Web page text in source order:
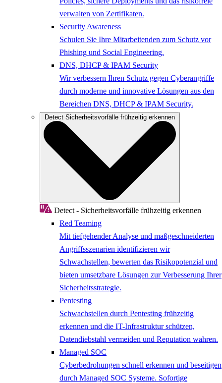
verwalten von Zertifikaten.
Security Awareness
Schulen Sie Ihre Mitarbeitenden zum Schutz vor
Phishing und Social Engineering.
DNS, DHCP & IPAM Security
Wir verbessern Ihren Schutz gegen Cyberangriffe
durch moderne und innovative Lösungen aus den
Bereichen DNS, DHCP & IPAM Security.
Detect Sicherheitsvorfälle frühzeitig erkennen
Detect - Sicherheitsvorfälle frühzeitig erkennen
Red Teaming
Mit tiefgehender Analyse und maßgeschneiderten
Angriffsszenarien identifizieren wir
Schwachstellen, bewerten das Risikopotenzial und
bieten umsetzbare Lösungen zur Verbesserung Ihrer
Sicherheitsstrategie.
Pentesting
Schwachstellen durch Pentesting frühzeitig
erkennen und die IT-Infrastruktur schützen,
Datendiebstahl vermeiden und Reputation wahren.
Managed SOC
Cyberbedrohungen schnell erkennen und beseitigen
durch Managed SOC Systeme. Sofortige